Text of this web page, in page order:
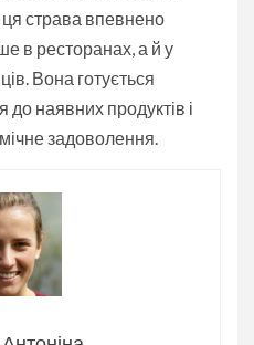
ця страва впевнено
в ресторанах, а й у
Вона готується
до наявних продуктів і
задоволення.